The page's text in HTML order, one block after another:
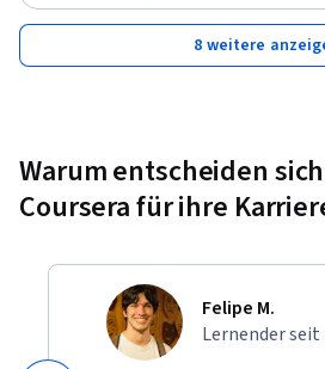
8 weitere
Warum entscheiden
Coursera für ihre
Felipe M.
Lernender seit